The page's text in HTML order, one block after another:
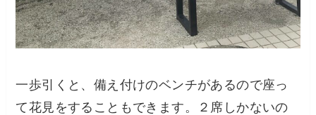
一歩引くと、備え付けのベンチがあるので座っ
て花見をすることもできます。２席しかないの